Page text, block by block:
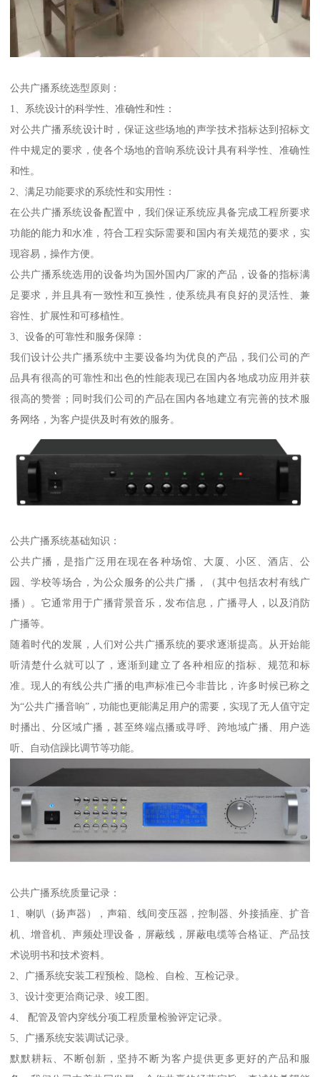
公共广播系统选型原则：
1、系统设计的科学性、准确性和性：
对公共广播系统设计时，保证这些场地的声学技术指标达到招标文
件中规定的要求，使各个场地的音响系统设计具有科学性、准确性
和性。
2、满足功能要求的系统性和实用性：
在公共广播系统设备配置中，我们保证系统应具备完成工程所要求
功能的能力和水准，符合工程实际需要和国内有关规范的要求，实
现容易，操作方便。
公共广播系统选用的设备均为国外国内厂家的产品，设备的指标满
足要求，并且具有一致性和互换性，使系统具有良好的灵活性、兼
容性、扩展性和可移植性。
3、设备的可靠性和服务保障：
我们设计公共广播系统中主要设备均为优良的产品，我们公司的产
品具有很高的可靠性和出色的性能表现已在国内各地成功应用并获
很高的赞誉；同时我们公司的产品在国内各地建立有完善的技术服
务网络，为客户提供及时有效的服务。
公共广播系统基础知识：
公共广播，是指广泛用在现在各种场馆、大厦、小区、酒店、公
园、学校等场合，为公众服务的公共广播，（其中包括农村有线广
播）。它通常用于广播背景音乐，发布信息，广播寻人，以及消防
广播等。
随着时代的发展，人们对公共广播系统的要求逐渐提高。从开始能
听清楚什么就可以了，逐渐到建立了各种相应的指标、规范和标
准。现人的有线公共广播的电声标准已今非昔比，许多时候已称之
为“公共广播音响”，功能也更能满足用户的需要，实现了无人值守定
时播出、分区域广播，甚至终端点播或寻呼、跨地域广播、用户选
听、自动信躁比调节等功能。
公共广播系统质量记录：
1、喇叭（扬声器），声箱、线间变压器，控制器、外接插座、扩音
机、增音机、声频处理设备，屏蔽线，屏蔽电缆等合格证、产品技
术说明书和技术资料。
2、广播系统安装工程预检、隐检、自检、互检记录。
3、设计变更洽商记录、竣工图。
4、 配管及管内穿线分项工程质量检验评定记录。
5、广播系统安装调试记录。
默默耕耘、不断创新，坚持不断为客户提供更多更好的产品和服